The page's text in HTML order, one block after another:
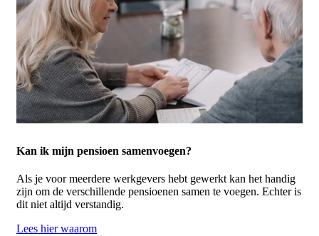
Kan ik mijn pensioen samenvoegen?
Als je voor meerdere werkgevers hebt gewerkt kan het handig
zijn om de verschillende pensioenen samen te voegen. Echter is
dit niet altijd verstandig.
Lees hier waarom